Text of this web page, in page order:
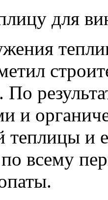
для
и
теплицы и
всему